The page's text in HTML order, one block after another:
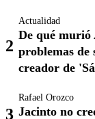
Actualidad
De qué murió
problemas de
creador de
Rafael Orozco
Jacinto no